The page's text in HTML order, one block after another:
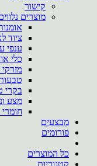
קישור
מוצרים
ציוד
ענפי
כלי
בקרי
מצע
חומרי
מבצעים
פורומים
כל המוצרים